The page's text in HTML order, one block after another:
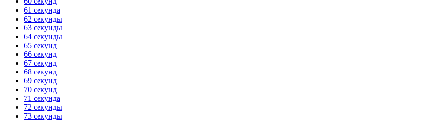
61 секунда
62 секунды
63 секунды
64 секунды
65 секунд
66 секунд
67 секунд
68 секунд
69 секунд
70 секунд
71 секунда
72 секунды
73 секунды